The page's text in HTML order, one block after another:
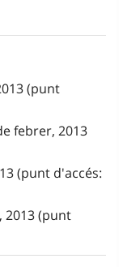
(punt
febrer, 2013
(punt d'accés:
2013 (punt